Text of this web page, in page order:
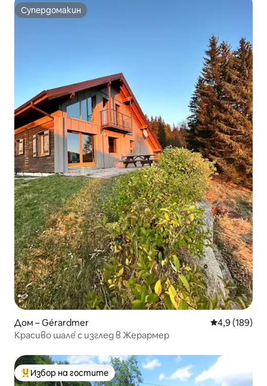
Супердомакин
Супердомакин
Дом – Gérardmer Средна
4,9 (189)
Красиво шале́ с изглед в Жерармер
Най-популярен избор на гостите
Избор на гостите